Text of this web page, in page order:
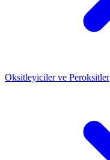
Oksitleyiciler ve Peroksitler